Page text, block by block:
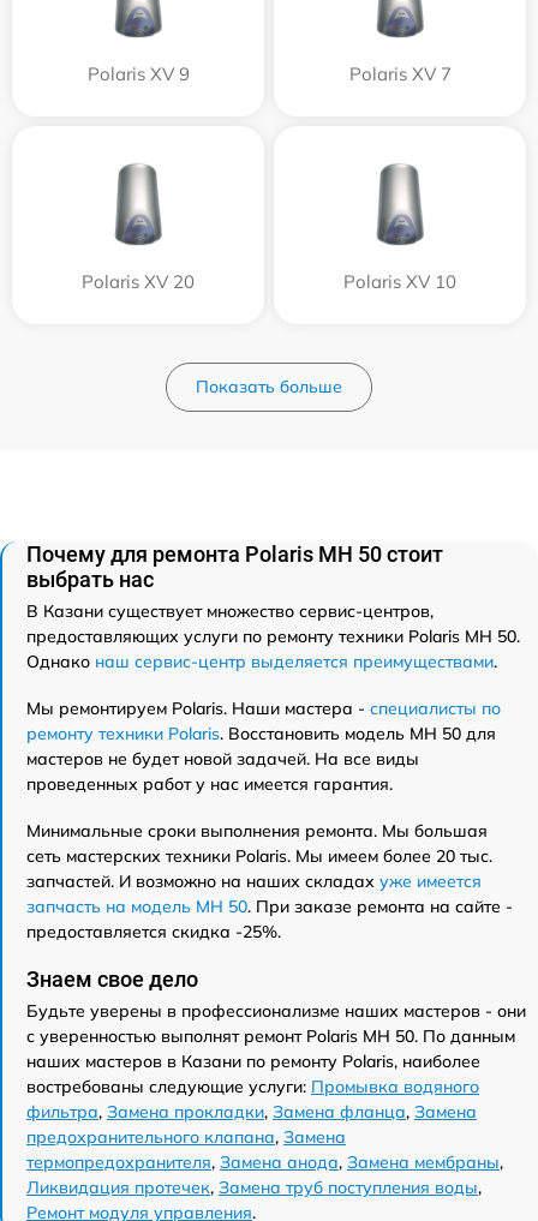
Polaris XV 9 Polaris XV 7
Polaris XV 20 Polaris XV 10
Показать больше
Почему для ремонта Polaris MH 50 стоит
выбрать нас
В Казани существует множество сервис-центров,
предоставляющих услуги по ремонту техники Polaris MH 50.
Однако наш сервис-центр выделяется преимуществами.
Мы ремонтируем Polaris. Наши мастера - специалисты по
ремонту техники Polaris. Восстановить модель MH 50 для
мастеров не будет новой задачей. На все виды
проведенных работ у нас имеется гарантия.
Минимальные сроки выполнения ремонта. Мы большая
сеть мастерских техники Polaris. Мы имеем более 20 тыс.
запчастей. И возможно на наших складах уже имеется
запчасть на модель MH 50. При заказе ремонта на сайте -
предоставляется скидка -25%.
Знаем свое дело
Будьте уверены в профессионализме наших мастеров - они
с уверенностью выполнят ремонт Polaris MH 50. По данным
наших мастеров в Казани по ремонту Polaris, наиболее
востребованы следующие услуги: Промывка водяного
фильтра, Замена прокладки, Замена фланца, Замена
предохранительного клапана, Замена
термопредохранителя, Замена анода, Замена мембраны,
Ликвидация протечек, Замена труб поступления воды,
Ремонт модуля управления.